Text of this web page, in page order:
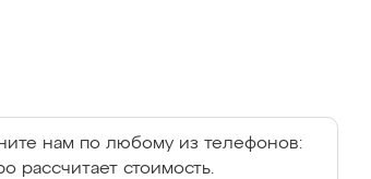
нам по любому из телефонов:
рассчитает стоимость.